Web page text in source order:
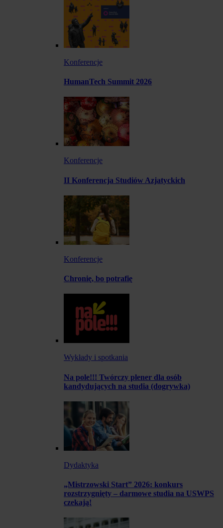
Konferencje
HumanTech Summit 2026
Konferencje
II Konferencja Studiów Azjatyckich
Konferencje
Chronię, bo potrafię
Wykłady i spotkania
Na pole!!! Twórczy plener dla osób
kandydujących na studia (dogrywka)
Dydaktyka
„Mistrzowski Start” 2026: konkurs
rozstrzygnięty – darmowe studia na USWPS
czekają!